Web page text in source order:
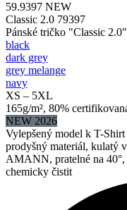
59.9397 NEW
Classic 2.0 79397
Pánské tričko "Classic 2.0"
black
dark grey
grey melange
navy
XS – 5XL
165g/m², 80%
NEW 2026
Vylepšený model k T-
prodyšný materiál, kulatý
AMANN, pratelné na 40°,
chemicky čistit